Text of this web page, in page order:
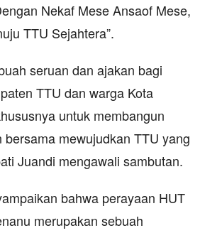
Nekaf Mese Ansaof Mese,
TTU Sejahtera”.
seruan dan ajakan bagi
TTU dan warga Kota
untuk membangun
mewujudkan TTU yang
Juandi mengawali sambutan.
bahwa perayaan HUT
merupakan sebuah